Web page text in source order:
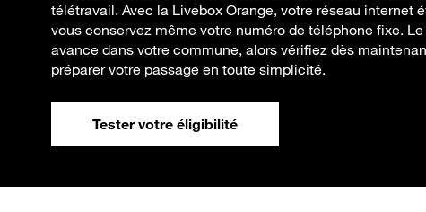
télétravail. Avec la Livebox Orange, votre réseau internet
vous conservez même votre numéro de téléphone fixe.
avance dans votre commune, alors vérifiez dès
préparer votre passage en toute simplicité.
Tester votre éligibilité